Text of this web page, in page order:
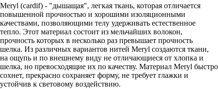
Meryl (cardif) - "дышащая", легкая ткань, которая отличается
повышенной прочностью и хорошими изоляционными
качествами, позволяющими телу удерживать естественное
тепло. Этот материал состоит из мельчайших волокон,
прочность которых в несколько раз превышает прочность
шелка. Из различных вариантов нитей Meryl создаются ткани,
на ощупь и по внешнему виду не отличающиеся от хлопка и
шелка, но превосходящие их по качеству. Материал Meryl быстро
сохнет, прекрасно сохраняет форму, не требует глажки и
устойчив к световому воздействию.